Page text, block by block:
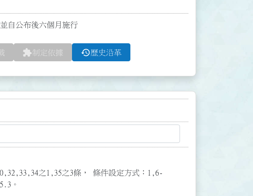
自公布後六個月施行
extension制定依據 history歷史沿革
之1,35之3條， 條件設定方式：1,6-
。